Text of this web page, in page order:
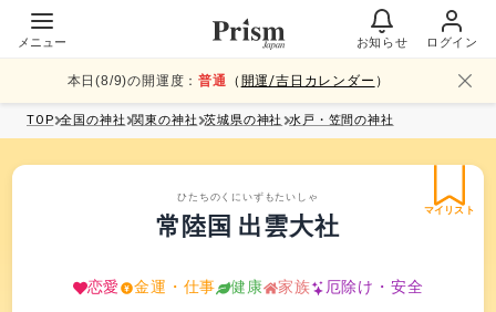
メニュー お知らせ ログイン
本日(8/9)の開運度：普通 （ 開運/吉日カレンダー ）
TOP 全国の神社 関東の神社 茨城県の神社 水戸・笠間の神社
マイリスト
ひたちのくにいずもたいしゃ
常陸国 出雲大社
恋愛 金運・仕事 健康 家族 厄除け・安全